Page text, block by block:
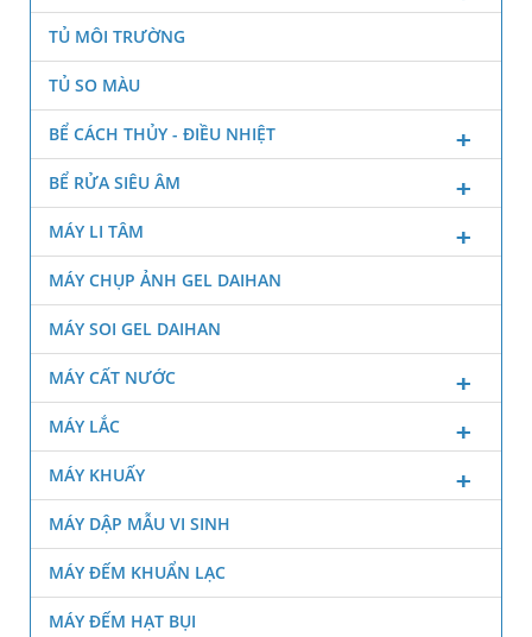
TỦ MÔI TRƯỜNG
TỦ SO MÀU
BỂ CÁCH THỦY - ĐIỀU NHIỆT
BỂ RỬA SIÊU ÂM
MÁY LI TÂM
MÁY CHỤP ẢNH GEL DAIHAN
MÁY SOI GEL DAIHAN
MÁY CẤT NƯỚC
MÁY LẮC
MÁY KHUẤY
MÁY DẬP MẪU VI SINH
MÁY ĐẾM KHUẨN LẠC
MÁY ĐẾM HẠT BỤI